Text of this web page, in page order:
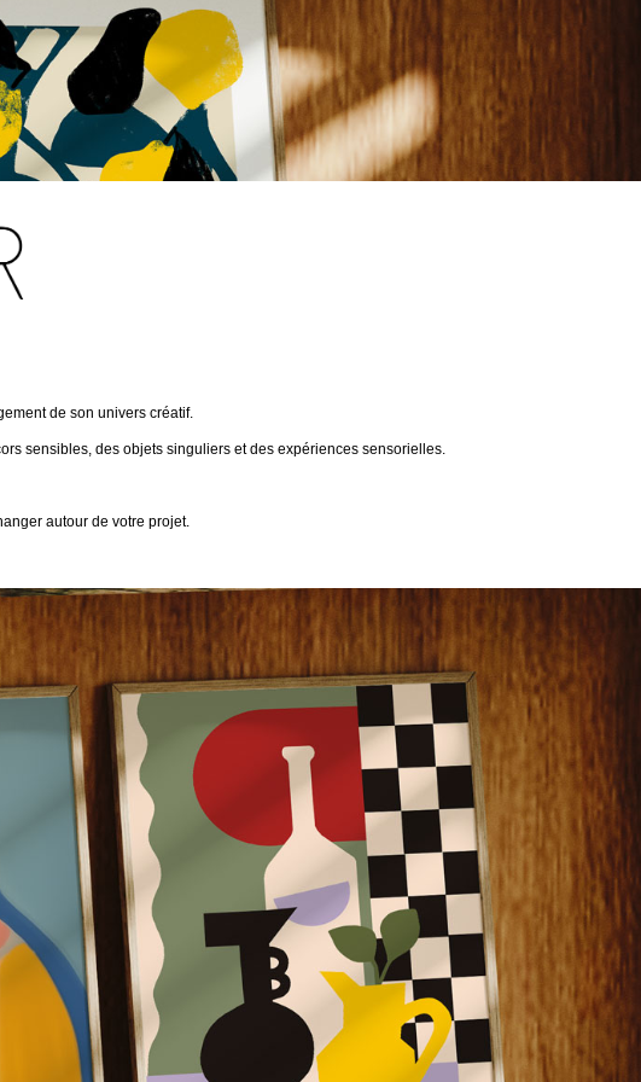
de son univers créatif.
sensibles, des objets singuliers et des expériences sensorielles.
autour de votre projet.